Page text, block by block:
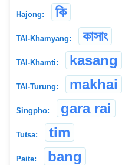
Hajong: কি
TAI-Khamyang: কাসাং
TAI-Khamti: kasang
TAI-Turung: makhai
Singpho: gara rai
Tutsa: tim
Paite: bang